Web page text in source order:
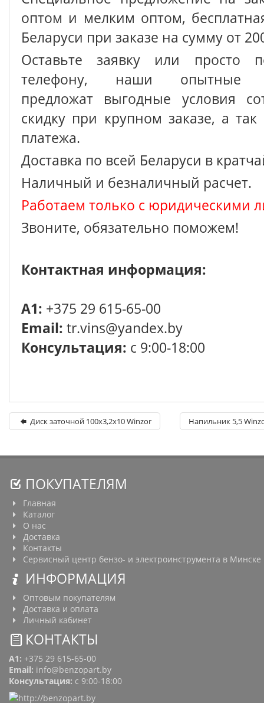
оптом и мелким оптом,
Беларуси при заказе на сумму от
Оставьте заявку или просто
телефону, наши опытные
предложат выгодные условия
скидку при крупном заказе, а так
платежа.
Доставка по всей Беларуси в
Наличный и безналичный расчет.
Работаем только с юридическими
Звоните, обязательно поможем!
Контактная информация:
A1: +375 29 615-65-00
Email: tr.vins@yandex.by
Консультация: с 9:00-18:00
Диск заточной 100х3,2х10 Winzor Напильник 5,5
ПОКУПАТЕЛЯМ
Главная
Каталог
О нас
Доставка
Контакты
Сервисный центр бензо- и электроинструмента в Минске
ИНФОРМАЦИЯ
Оптовым покупателям
Доставка и оплата
Личный кабинет
КОНТАКТЫ
A1: +375 29 615-65-00
Email: info@benzopart.by
Консультация: с 9:00-18:00